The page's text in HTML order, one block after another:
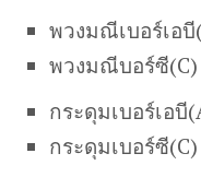
พวงมณีเบอร์เอ
พวงมณีบอร์ซี(C)
กระดุมเบอร์เอบี
กระดุมเบอร์ซี